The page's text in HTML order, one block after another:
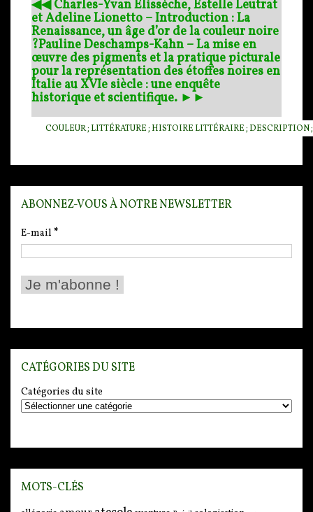
◀︎◀︎ Charles-Yvan Élissèche, Estelle Leutrat
et Adeline Lionetto – Introduction : La
Renaissance, un âge d’or de la couleur noire
?Pauline Deschamps-Kahn – La mise en
œuvre des pigments et la pratique picturale
pour la représentation des étoffes noires en
Italie au XVIe siècle : une enquête
historique et scientifique. ►►
COULEUR ; LITTÉRATURE ; HISTOIRE LITTÉRAIRE ;
ABONNEZ-VOUS À NOTRE NEWSLETTER
E-mail *
CATÉGORIES DU SITE
Catégories du site
MOTS-CLÉS